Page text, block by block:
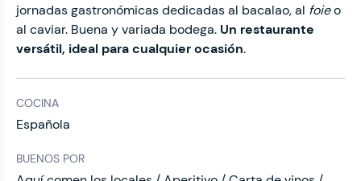
jornadas gastronómicas dedicadas al bacalao, al foieo
al caviar. Buena y variada bodega. Un restaurante
versátil, ideal para cualquier ocasión.
COCINA
Española
BUENOS POR